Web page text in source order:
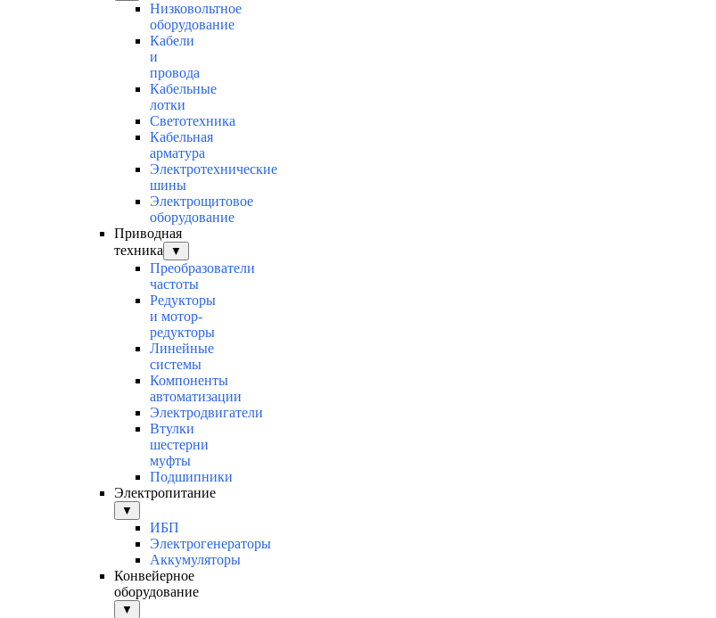
Низковольтное
оборудование
Кабели
и
провода
Кабельные
лотки
Светотехника
Кабельная
арматура
Электротехнические
шины
Электрощитовое
оборудование
Приводная
техника
▼
Преобразователи
частоты
Редукторы
и мотор-
редукторы
Линейные
системы
Компоненты
автоматизации
Электродвигатели
Втулки
шестерни
муфты
Подшипники
Электропитание
▼
ИБП
Электрогенераторы
Аккумуляторы
Конвейерное
оборудование
▼